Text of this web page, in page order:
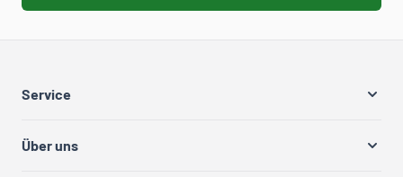
Service
Über uns